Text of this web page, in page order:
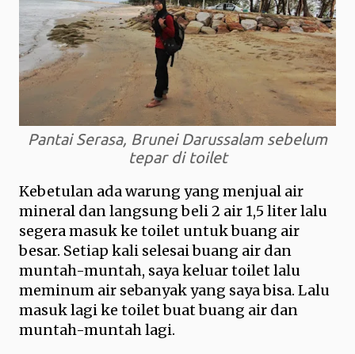
Pantai Serasa, Brunei Darussalam sebelum
tepar di toilet
Kebetulan ada warung yang menjual air
mineral dan langsung beli 2 air 1,5 liter lalu
segera masuk ke toilet untuk buang air
besar. Setiap kali selesai buang air dan
muntah-muntah, saya keluar toilet lalu
meminum air sebanyak yang saya bisa. Lalu
masuk lagi ke toilet buat buang air dan
muntah-muntah lagi.